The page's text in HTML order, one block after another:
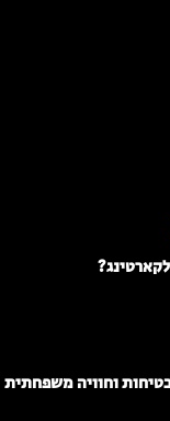
וחוויה משפחתית